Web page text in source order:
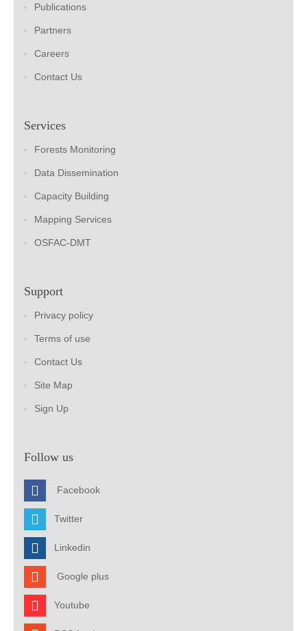
Publications
Partners
Careers
Contact Us
Services
Forests Monitoring
Data Dissemination
Capacity Building
Mapping Services
OSFAC-DMT
Support
Privacy policy
Terms of use
Contact Us
Site Map
Sign Up
Follow us
Facebook
Twitter
Linkedin
Google plus
Youtube